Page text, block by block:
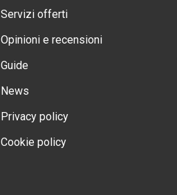
Servizi offerti
Opinioni e recensioni
Guide
News
Privacy policy
Cookie policy